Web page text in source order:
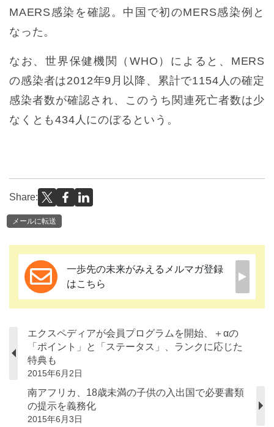
MAERS感染を確認。中国で初のMERS感染例と
なった。
なお、世界保健機関（WHO）によると、MERS
の感染者は2012年9月以降、累計で1154人の確定
感染者数が確認され、このうち関連死亡者数は少
なくとも434人にのぼるという。
Share:
メールに転送
一歩先の未来がみえるメルマガ登録
はこちら
エクスペディアが会員プログラムを開始、＋αの
「ポイント」と「ステータス」、ランクに応じた
特典も
2015年6月2日
南アフリカ、18歳未満の子供の入出国で必要書類
の提示を義務化
2015年6月3日